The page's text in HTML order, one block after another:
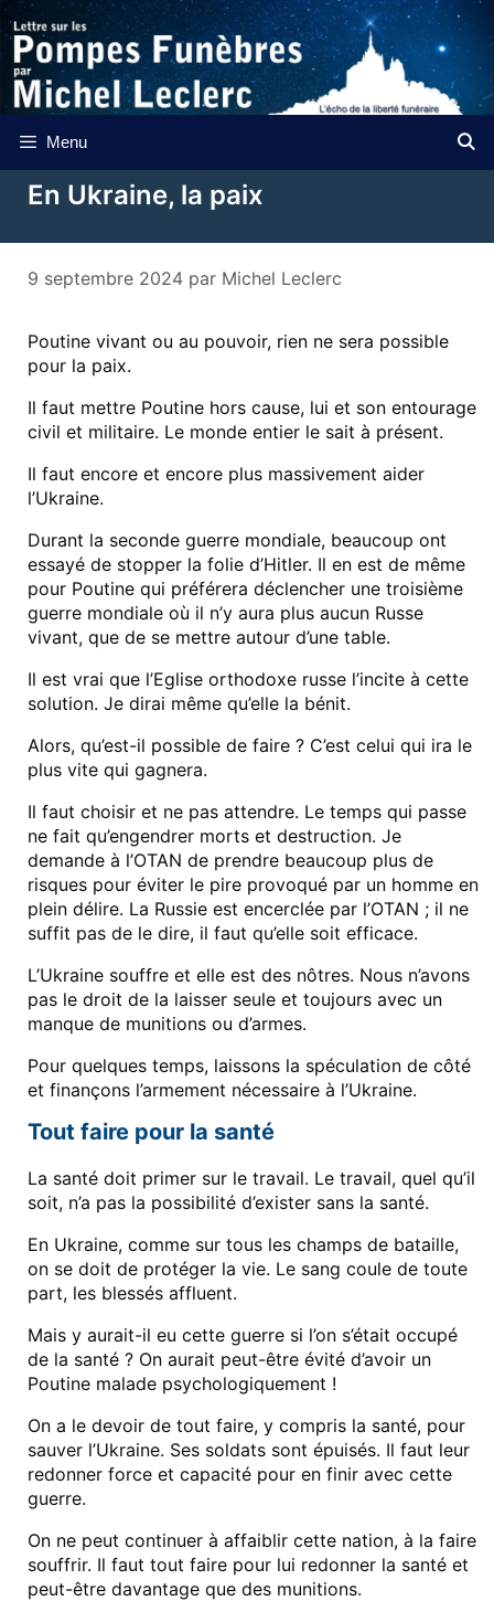
Aller
au
contenu
Menu
En Ukraine, la paix
9 septembre 2024 par Michel Leclerc
Poutine vivant ou au pouvoir, rien ne sera possible
pour la paix.
Il faut mettre Poutine hors cause, lui et son entourage
civil et militaire. Le monde entier le sait à présent.
Il faut encore et encore plus massivement aider
l’Ukraine.
Durant la seconde guerre mondiale, beaucoup ont
essayé de stopper la folie d’Hitler. Il en est de même
pour Poutine qui préférera déclencher une troisième
guerre mondiale où il n’y aura plus aucun Russe
vivant, que de se mettre autour d’une table.
Il est vrai que l’Eglise orthodoxe russe l’incite à cette
solution. Je dirai même qu’elle la bénit.
Alors, qu’est-il possible de faire ? C’est celui qui ira le
plus vite qui gagnera.
Il faut choisir et ne pas attendre. Le temps qui passe
ne fait qu’engendrer morts et destruction. Je
demande à l’OTAN de prendre beaucoup plus de
risques pour éviter le pire provoqué par un homme en
plein délire. La Russie est encerclée par l’OTAN ; il ne
suffit pas de le dire, il faut qu’elle soit efficace.
L’Ukraine souffre et elle est des nôtres. Nous n’avons
pas le droit de la laisser seule et toujours avec un
manque de munitions ou d’armes.
Pour quelques temps, laissons la spéculation de côté
et finançons l’armement nécessaire à l’Ukraine.
Tout faire pour la santé
La santé doit primer sur le travail. Le travail, quel qu’il
soit, n’a pas la possibilité d’exister sans la santé.
En Ukraine, comme sur tous les champs de bataille,
on se doit de protéger la vie. Le sang coule de toute
part, les blessés affluent.
Mais y aurait-il eu cette guerre si l’on s’était occupé
de la santé ? On aurait peut-être évité d’avoir un
Poutine malade psychologiquement !
On a le devoir de tout faire, y compris la santé, pour
sauver l’Ukraine. Ses soldats sont épuisés. Il faut leur
redonner force et capacité pour en finir avec cette
guerre.
On ne peut continuer à affaiblir cette nation, à la faire
souffrir. Il faut tout faire pour lui redonner la santé et
peut-être davantage que des munitions.